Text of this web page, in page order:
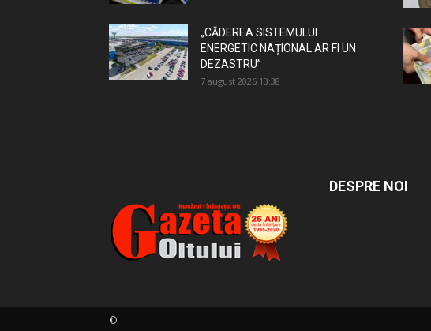
„CĂDEREA SISTEMULUI
ENERGETIC NAȚIONAL AR FI UN
DEZASTRU”
7 august 2026 13:38
DESPRE NOI
©